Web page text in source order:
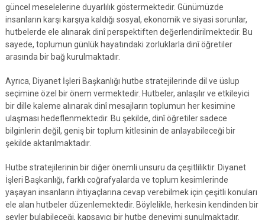
güncel meselelerine duyarlılık göstermektedir. Günümüzde
insanların karşı karşıya kaldığı sosyal, ekonomik ve siyasi sorunlar,
hutbelerde ele alınarak dinî perspektiften değerlendirilmektedir. Bu
sayede, toplumun günlük hayatındaki zorluklarla dinî öğretiler
arasında bir bağ kurulmaktadır.
Ayrıca, Diyanet İşleri Başkanlığı hutbe stratejilerinde dil ve üslup
seçimine özel bir önem vermektedir. Hutbeler, anlaşılır ve etkileyici
bir dille kaleme alınarak dinî mesajların toplumun her kesimine
ulaşması hedeflenmektedir. Bu şekilde, dinî öğretiler sadece
bilginlerin değil, geniş bir toplum kitlesinin de anlayabileceği bir
şekilde aktarılmaktadır.
Hutbe stratejilerinin bir diğer önemli unsuru da çeşitliliktir. Diyanet
İşleri Başkanlığı, farklı coğrafyalarda ve toplum kesimlerinde
yaşayan insanların ihtiyaçlarına cevap verebilmek için çeşitli konuları
ele alan hutbeler düzenlemektedir. Böylelikle, herkesin kendinden bir
şeyler bulabileceği, kapsayıcı bir hutbe deneyimi sunulmaktadır.